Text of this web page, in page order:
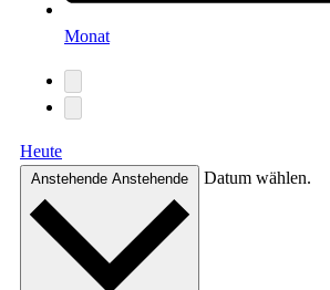
Monat
Heute
Anstehende Anstehende Datum wählen.